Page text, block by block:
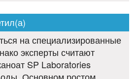
на специализированные
эксперты считают
SP Laboratories